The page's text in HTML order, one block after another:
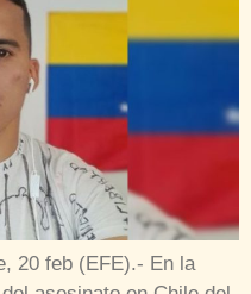
20 feb (EFE).- En la